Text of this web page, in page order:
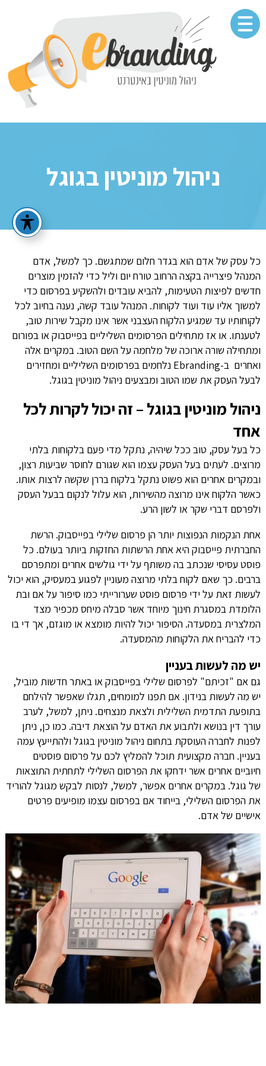
ניהול מוניטין בגוגל
כל עסק של אדם הוא בגדר חלום שמתגשם. כך למשל, אדם
המנהל פיצרייה בקצה הרחוב טורח יום וליל כדי להזמין מוצרים
חדשים לפיצות הטעימות, להביא עובדים ולהשקיע בפרסום כדי
למשוך אליו עוד ועוד לקוחות. המנהל עובד קשה, נענה בחיוב לכל
לקוחותיו עד שמגיע הלקוח העצבני אשר אינו מקבל שירות טוב,
לטענתו. או אז מתחילים הפרסומים השליליים בפייסבוק או בפורום
ומתחילה שורה ארוכה של מלחמה על השם הטוב. במקרים אלה
ואחרים ב-Ebranding נלחמים בפרסומים השליליים ומחזירים
לבעל העסק את שמו הטוב ומבצעים ניהול מוניטין בגוגל.
ניהול מוניטין בגוגל – זה יכול לקרות לכל
אחד
כל בעל עסק, טוב ככל שיהיה, נתקל מדי פעם בלקוחות בלתי
מרוצים. לעתים בעל העסק עצמו הוא שגורם לחוסר שביעות רצון,
ובמקרים אחרים הוא פשוט נתקל בלקוח בררן שקשה לרצות אותו.
כאשר הלקוח אינו מרוצה מהשירות, הוא עלול לנקום בבעל העסק
ולפרסם דברי שקר או לשון הרע.
אחת הנקמות הנפוצות יותר הן פרסום שלילי בפייסבוק. הרשת
החברתית פייסבוק היא אחת הרשתות החזקות ביותר בעולם. כל
פוסט עסיסי שנכתב בה משותף על ידי גולשים אחרים ומתפרסם
ברבים. כך שאם לקוח בלתי מרוצה מעוניין לפגוע במעסיק, הוא יכול
לעשות זאת על ידי פרסום פוסט שערורייתי כמו סיפור על אם ובת
הלומדת במסגרת חינוך מיוחד אשר סבלה מיחס מכפיר מצד
המלצרית במסעדה. הסיפור יכול להיות מומצא או מוגזם, אך די בו
כדי להבריח את הלקוחות מהמסעדה.
יש מה לעשות בעניין
גם אם "זכיתם" לפרסום שלילי בפייסבוק או באתר חדשות מוביל,
יש מה לעשות בנידון. אם תפנו למומחים, תגלו שאפשר להילחם
בתופעת התדמית השלילית ולצאת מנצחים. ניתן, למשל, לערב
עורך דין בנושא ולתבוע את האדם על הוצאת דיבה. כמו כן, ניתן
לפנות לחברה העוסקת בתחום ניהול מוניטין בגוגל ולהתייעץ עמה
בעניין. חברה מקצועית תוכל להמליץ לכם על פרסום פוסטים
חיוביים אחרים אשר ידחקו את הפרסום השלילי לתחתית התוצאות
של גוגל. במקרים אחרים אפשר, למשל, לנסות לבקש מגוגל להוריד
את הפרסום השלילי, בייחוד אם בפרסום עצמו מופיעים פרטים
אישיים של אדם.